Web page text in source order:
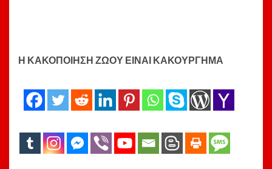
Η ΚΑΚΟΠΟΙΗΣΗ ΖΩΟΥ ΕΙΝΑΙ ΚΑΚΟΥΡΓΗΜΑ
20 2 20 20 20 20 20